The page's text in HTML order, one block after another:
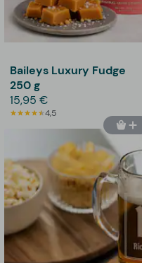
Baileys Luxury Fudge
250 g
15,95 €
4,5